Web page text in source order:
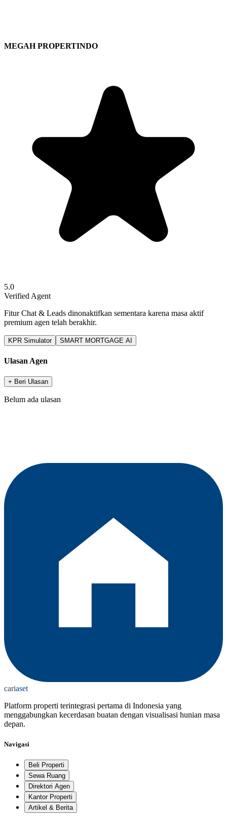
MEGAH PROPERTINDO
5.0
Verified Agent
Fitur Chat & Leads dinonaktifkan sementara karena masa aktif
premium agen telah berakhir.
KPR Simulator SMART MORTGAGE AI
Ulasan Agen
+ Beri Ulasan
Belum ada ulasan
cariaset
Platform properti terintegrasi pertama di Indonesia yang
menggabungkan kecerdasan buatan dengan visualisasi hunian masa
depan.
Navigasi
Beli Properti
Sewa Ruang
Direktori Agen
Kantor Properti
Artikel & Berita